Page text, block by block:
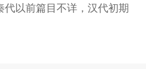
以前篇目不详，汉代初期